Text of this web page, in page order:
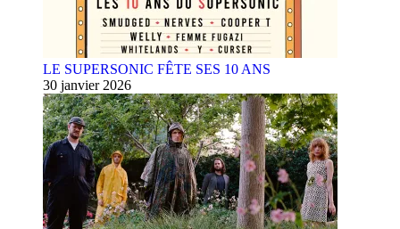
LE SUPERSONIC FÊTE SES 10 ANS
30 janvier 2026